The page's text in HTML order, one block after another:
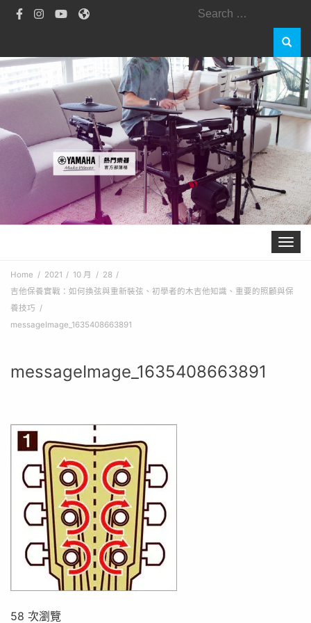
Search
Toggle
Home 2021 10 月
28
吉他保養實戰：如何換弦與重新裝弦、初學者的木吉他知識、重要的照顧與保
養技巧
messageImage_1635408663891
messageImage_1635408663891
58 次瀏覽